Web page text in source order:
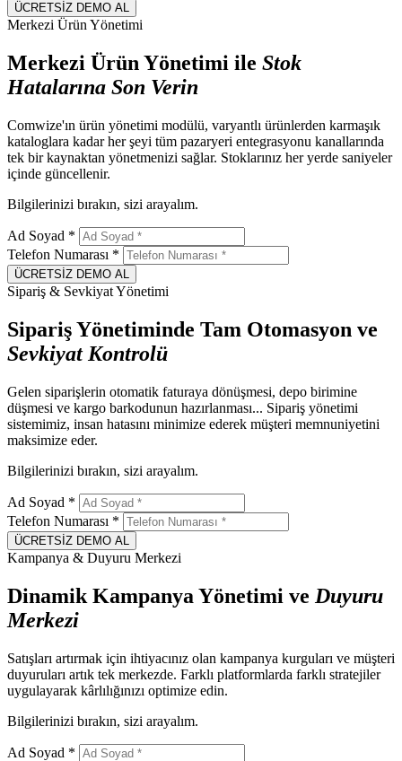
ÜCRETSİZ DEMO AL
Merkezi Ürün Yönetimi
Merkezi Ürün Yönetimi ile Stok
Hatalarına Son Verin
Comwize'ın ürün yönetimi modülü, varyantlı ürünlerden karmaşık
kataloglara kadar her şeyi tüm pazaryeri entegrasyonu kanallarında
tek bir kaynaktan yönetmenizi sağlar. Stoklarınız her yerde saniyeler
içinde güncellenir.
Bilgilerinizi bırakın, sizi arayalım.
Ad Soyad *
Telefon Numarası *
ÜCRETSİZ DEMO AL
Sipariş & Sevkiyat Yönetimi
Sipariş Yönetiminde Tam Otomasyon ve
Sevkiyat Kontrolü
Gelen siparişlerin otomatik faturaya dönüşmesi, depo birimine
düşmesi ve kargo barkodunun hazırlanması... Sipariş yönetimi
sistemimiz, insan hatasını minimize ederek müşteri memnuniyetini
maksimize eder.
Bilgilerinizi bırakın, sizi arayalım.
Ad Soyad *
Telefon Numarası *
ÜCRETSİZ DEMO AL
Kampanya & Duyuru Merkezi
Dinamik Kampanya Yönetimi ve Duyuru
Merkezi
Satışları artırmak için ihtiyacınız olan kampanya kurguları ve müşteri
duyuruları artık tek merkezde. Farklı platformlarda farklı stratejiler
uygulayarak kârlılığınızı optimize edin.
Bilgilerinizi bırakın, sizi arayalım.
Ad Soyad *